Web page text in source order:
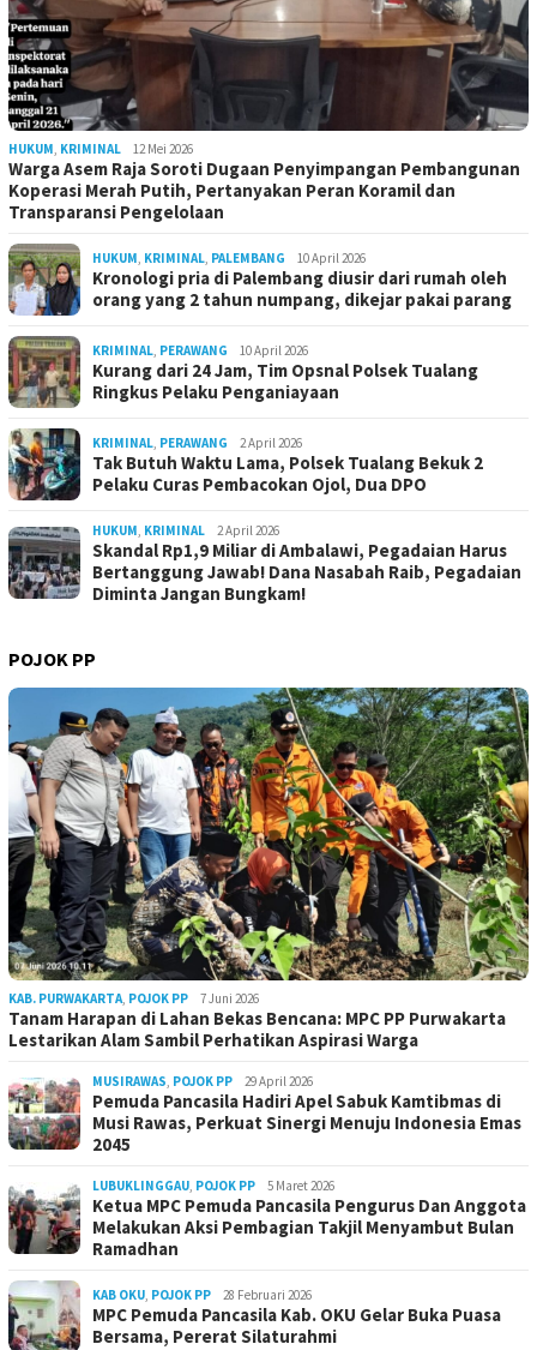
HUKUM, KRIMINAL 12 Mei 2026
Warga Asem Raja Soroti Dugaan Penyimpangan Pembangunan
Koperasi Merah Putih, Pertanyakan Peran Koramil dan
Transparansi Pengelolaan
HUKUM, KRIMINAL, PALEMBANG 10 April 2026
Kronologi pria di Palembang diusir dari rumah oleh
orang yang 2 tahun numpang, dikejar pakai parang
KRIMINAL, PERAWANG 10 April 2026
Kurang dari 24 Jam, Tim Opsnal Polsek Tualang
Ringkus Pelaku Penganiayaan
KRIMINAL, PERAWANG 2 April 2026
Tak Butuh Waktu Lama, Polsek Tualang Bekuk 2
Pelaku Curas Pembacokan Ojol, Dua DPO
HUKUM, KRIMINAL 2 April 2026
Skandal Rp1,9 Miliar di Ambalawi, Pegadaian Harus
Bertanggung Jawab! Dana Nasabah Raib, Pegadaian
Diminta Jangan Bungkam!
POJOK PP
KAB. PURWAKARTA, POJOK PP 7 Juni 2026
Tanam Harapan di Lahan Bekas Bencana: MPC PP Purwakarta
Lestarikan Alam Sambil Perhatikan Aspirasi Warga
MUSIRAWAS, POJOK PP 29 April 2026
Pemuda Pancasila Hadiri Apel Sabuk Kamtibmas di
Musi Rawas, Perkuat Sinergi Menuju Indonesia Emas
2045
LUBUKLINGGAU, POJOK PP 5 Maret 2026
Ketua MPC Pemuda Pancasila Pengurus Dan Anggota
Melakukan Aksi Pembagian Takjil Menyambut Bulan
Ramadhan
KAB OKU, POJOK PP 28 Februari 2026
MPC Pemuda Pancasila Kab. OKU Gelar Buka Puasa
Bersama, Pererat Silaturahmi